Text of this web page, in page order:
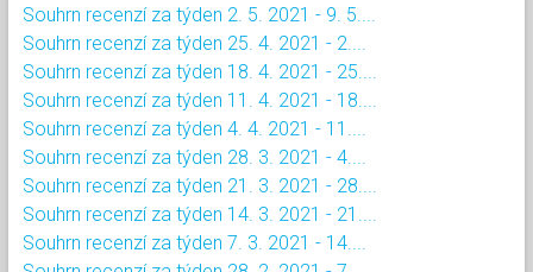
Souhrn recenzí za týden 2. 5. 2021 - 9. 5....
Souhrn recenzí za týden 25. 4. 2021 - 2....
Souhrn recenzí za týden 18. 4. 2021 - 25....
Souhrn recenzí za týden 11. 4. 2021 - 18....
Souhrn recenzí za týden 4. 4. 2021 - 11....
Souhrn recenzí za týden 28. 3. 2021 - 4....
Souhrn recenzí za týden 21. 3. 2021 - 28....
Souhrn recenzí za týden 14. 3. 2021 - 21....
Souhrn recenzí za týden 7. 3. 2021 - 14....